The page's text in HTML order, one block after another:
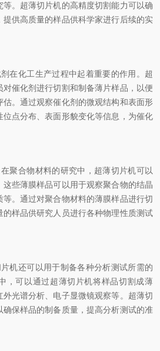
。超薄切片机的高精度切割能力可以确
供高质量的样品供科学家进行后续的实
化工生产过程中起着重要的作用。超
催化剂进行切割和制备薄片样品，以便
。通过观察催化剂的微观结构和表面形
点分布、表面形貌变化等信息，为催化
合物材料的研究中，超薄切片机可以
些薄膜样品可以用于观察聚合物的结晶
。通过对聚合物材料的薄膜样品进行切
样品供研究人员进行各种物理性质测试
还可以用于制备各种分析测试所需的
，可以通过超薄切片机将样品切割成薄
外光谱分析、电子显微镜观察等。超薄切
确保样品的制备质量，提高分析测试的准